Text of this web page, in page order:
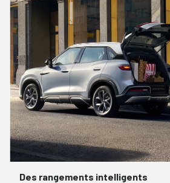
Des rangements intelligents